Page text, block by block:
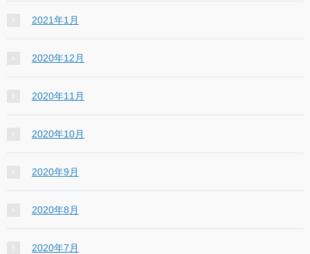
2021年1月
2020年12月
2020年11月
2020年10月
2020年9月
2020年8月
2020年7月